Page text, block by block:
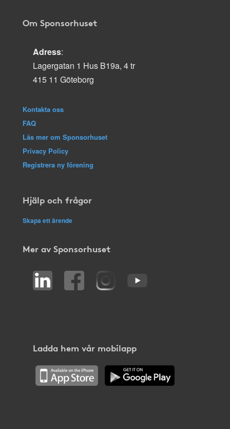
Om Sponsorhuset
Adress:
Lagergatan 1 Hus B19a, 4 tr
415 11 Göteborg
Kontakta oss
FAQ
Läs mer om Sponsorhuset
Privacy Policy
Registrera ny förening
Hjälp och frågor
Skapa ett ärende
Mer av Sponsorhuset
Ladda hem vår mobilapp